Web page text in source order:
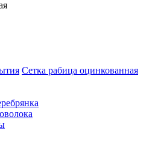
Сетка рабица оцинкованная